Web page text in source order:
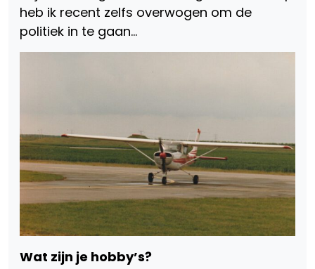
heb ik recent zelfs overwogen om de
politiek in te gaan…
Wat zijn je hobby’s?